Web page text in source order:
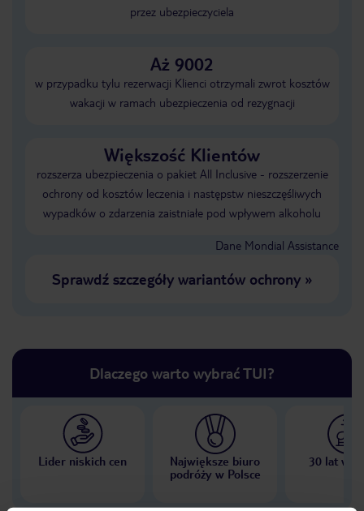
przez ubezpieczyciela
Aż 9002
w przypadku tylu rezerwacji Klienci otrzymali zwrot kosztów
wakacji w ramach ubezpieczenia od rezygnacji
Większość Klientów
rozszerza ubezpieczenia o pakiet All Inclusive - rozszerzenie
ochrony od kosztów leczenia i następstw nieszczęśliwych
wypadków o zdarzenia zaistniałe pod wpływem alkoholu
Dane Mondial Assistance
Sprawdź szczegóły wariantów ochrony»
Dlaczego warto wybrać TUI?
Lider niskich cen
Największe biuro
podróży w Polsce
30 lat w